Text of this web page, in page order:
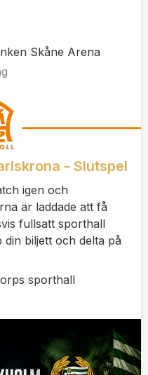
Skåne Arena
- Slutspel
igen och
är laddade att få
fullsatt sporthall
din biljett och delta på
sporthall